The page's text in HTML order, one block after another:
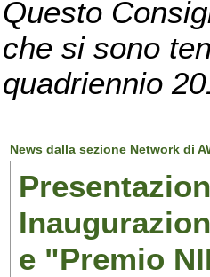
Questo
che si sono
quadriennio
News dalla sezione Network di
e "Premio